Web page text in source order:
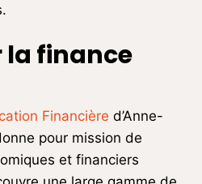
la finance
Financière d’Anne-
pour mission de
et financiers